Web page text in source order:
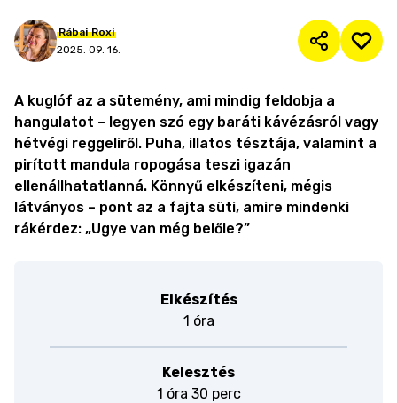
Rábai Roxi
2025. 09. 16.
A kuglóf az a sütemény, ami mindig feldobja a
hangulatot – legyen szó egy baráti kávézásról vagy
hétvégi reggeliről. Puha, illatos tésztája, valamint a
pirított mandula ropogása teszi igazán
ellenállhatatlanná. Könnyű elkészíteni, mégis
látványos – pont az a fajta süti, amire mindenki
rákérdez: „Ugye van még belőle?”
Elkészítés
1 óra
Kelesztés
1 óra 30 perc